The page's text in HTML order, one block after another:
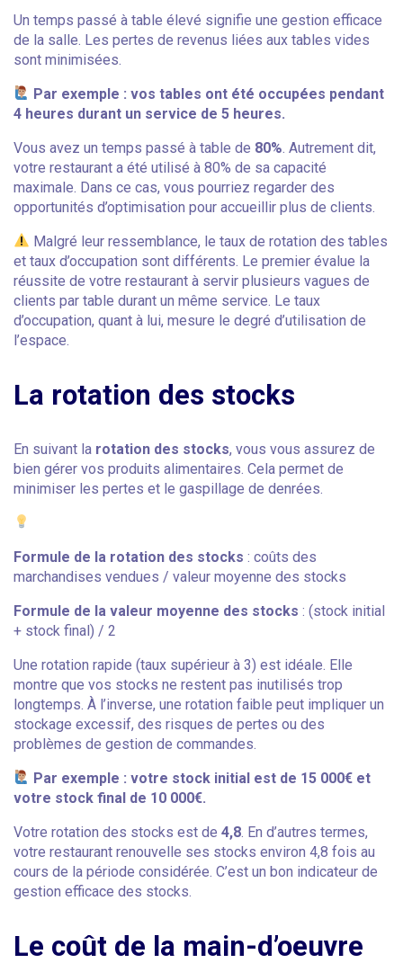
Un temps passé à table élevé signifie une gestion efficace
de la salle. Les pertes de revenus liées aux tables vides
sont minimisées.
Par exemple : vos tables ont été occupées pendant
4 heures durant un service de 5 heures.
Vous avez un temps passé à table de 80% . Autrement dit,
votre restaurant a été utilisé à 80% de sa capacité
maximale. Dans ce cas, vous pourriez regarder des
opportunités d’optimisation pour accueillir plus de clients.
Malgré leur ressemblance, le taux de rotation des tables
et taux d’occupation sont différents. Le premier évalue la
réussite de votre restaurant à servir plusieurs vagues de
clients par table durant un même service. Le taux
d’occupation, quant à lui, mesure le degré d’utilisation de
l’espace.
La rotation des stocks
En suivant la rotation des stocks, vous vous assurez de
bien gérer vos produits alimentaires. Cela permet de
minimiser les pertes et le gaspillage de denrées.
Formule de la rotation des stocks : coûts des
marchandises vendues / valeur moyenne des stocks
Formule de la valeur moyenne des stocks : (stock initial
+ stock final) / 2
Une rotation rapide (taux supérieur à 3) est idéale. Elle
montre que vos stocks ne restent pas inutilisés trop
longtemps. À l’inverse, une rotation faible peut impliquer un
stockage excessif, des risques de pertes ou des
problèmes de gestion de commandes.
Par exemple : votre stock initial est de 15 000€ et
votre stock final de 10 000€.
Votre rotation des stocks est de 4,8 . En d’autres termes,
votre restaurant renouvelle ses stocks environ 4,8 fois au
cours de la période considérée. C’est un bon indicateur de
gestion efficace des stocks.
Le coût de la main-d’oeuvre